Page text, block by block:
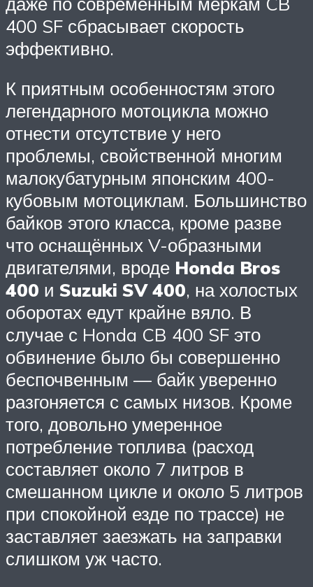
400 SF сбрасывает скорость
эффективно.
К приятным особенностям этого
легендарного мотоцикла можно
отнести отсутствие у него
проблемы, свойственной многим
малокубатурным японским 400-
кубовым мотоциклам. Большинство
байков этого класса, кроме разве
что оснащённых V-образными
двигателями, вроде Honda Bros
400 и Suzuki SV 400, на холостых
оборотах едут крайне вяло. В
случае с Honda CB 400 SF это
обвинение было бы совершенно
беспочвенным — байк уверенно
разгоняется с самых низов. Кроме
того, довольно умеренное
потребление топлива (расход
составляет около 7 литров в
смешанном цикле и около 5 литров
при спокойной езде по трассе) не
заставляет заезжать на заправки
слишком уж часто.